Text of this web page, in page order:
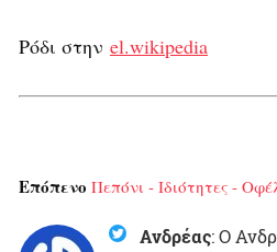
Ρόδι στην el.wikipedia
Επόπενο Πεπόνι - Ιδιότητες -
Ανδρέας:Ο